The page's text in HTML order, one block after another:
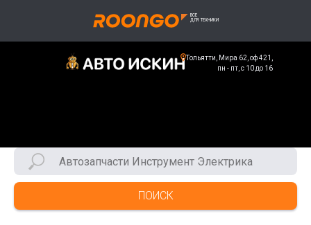
Тольятти, Мира 62, оф 421,
пн - пт, с 10 до 16
ПОИСК